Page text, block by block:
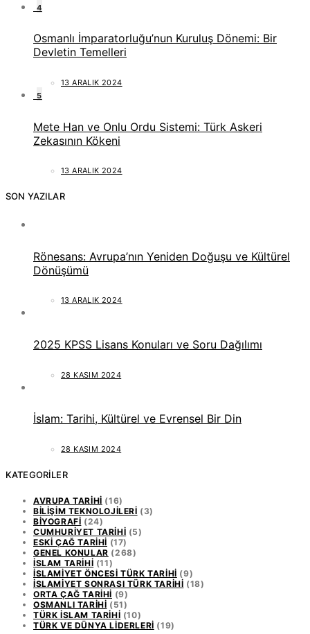
4
Osmanlı İmparatorluğu’nun Kuruluş Dönemi: Bir
Devletin Temelleri
13 ARALIK 2024
5
Mete Han ve Onlu Ordu Sistemi: Türk Askeri
Zekasının Kökeni
13 ARALIK 2024
SON YAZILAR
Rönesans: Avrupa’nın Yeniden Doğuşu ve Kültürel
Dönüşümü
13 ARALIK 2024
2025 KPSS Lisans Konuları ve Soru Dağılımı
28 KASIM 2024
İslam: Tarihi, Kültürel ve Evrensel Bir Din
28 KASIM 2024
KATEGORILER
AVRUPA TARIHI (16)
BILIŞIM TEKNOLOJILERI (3)
BIYOGRAFI (24)
CUMHURIYET TARIHI (5)
ESKI ÇAĞ TARIHI (17)
GENEL KONULAR (268)
İSLAM TARIHI (11)
İSLAMIYET ÖNCESI TÜRK TARIHI (9)
İSLAMIYET SONRASI TÜRK TARIHI (18)
ORTA ÇAĞ TARIHI (9)
OSMANLI TARIHI (51)
TÜRK İSLAM TARIHI (10)
TÜRK VE DÜNYA LIDERLERI (19)